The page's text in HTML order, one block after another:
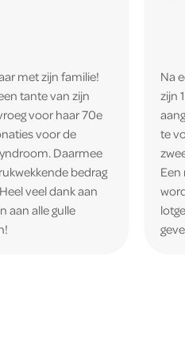
met zijn familie!
tante van zijn
voor haar 70e
voor de
Daarmee
bedrag
veel dank aan
aan alle gulle
Na
zijn
te
Een